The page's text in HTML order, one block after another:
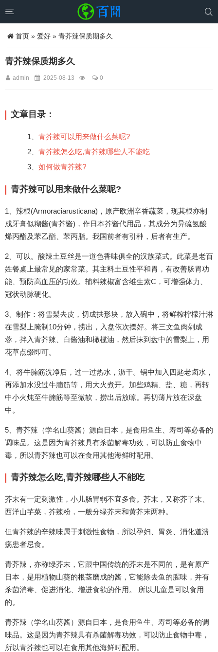
 
首页 » 爱好 » 青芥辣保质期多久
青芥辣保质期多久
admin 2025-08-13 0
文章目录：
1、 青芥辣可以用来做什么菜呢?
2、 青芥辣怎么吃,青芥辣哪些人不能吃
3、 如何做青芥辣?
青芥辣可以用来做什么菜呢?
1、辣根(Armoraciarusticana)，原产欧洲辛香蔬菜，现其根亦制
成牙膏似糊酱(青芥酱)，作日本芥酱代用品，其成分为异硫氢酸
烯丙酯及苯乙酯、苯丙脂。我国前者有引种，后者有生产。
2、可以。酸辣土豆丝是一道色香味俱全的汉族菜式。此菜是老百
姓餐桌上最常见的家常菜。其主料土豆性平和胃，有改善肠胃功
能、预防高血压的功效。辅料辣椒富含维生素C，可增强体力、
冠状动脉硬化。
3、制作：将雪梨去皮，切成拱形块，放入碗中，将鲜榨柠檬汁淋
在雪梨上腌制10分钟，捞出，入盘依次摆好。将三文鱼肉剁成
蓉，拌入青芥辣、白酱油和橄榄油，然后抹到盘中的雪梨上，用
花草点缀即可。
4、将牛腩筋洗净后，过一过热水，沥干。锅中加入四匙老卤水，
再添加水没过牛腩筋等，用大火煮开。加些鸡精、盐、糖，再转
中小火炖至牛腩筋等至微软，捞出后放晾。再切薄片放在深盘
中。
5、青芥辣（学名山葵酱）源自日本，是食用鱼生、寿司等必备的
调味品。这是因为青芥辣具有杀菌解毒功效，可以防止食物中
毒，所以青芥辣也可以在食用其他海鲜时配用。
青芥辣怎么吃,青芥辣哪些人不能吃
芥末有一定刺激性，小儿肠胃弱不宜多食。芥末，又称芥子末、
西洋山芋菜，芥辣粉，一般分绿芥末和黄芥末两种。
但青芥辣的辛辣味属于刺激性食物，所以孕妇、胃炎、消化道溃
疡患者忌食。
青芥辣，亦称绿芥末，它跟中国传统的芥末是不同的，是有原产
日本，是用植物山葵的根茎磨成的酱，它能除去鱼的腥味，并有
杀菌消毒、促进消化、增进食欲的作用。 所以儿童是可以食用
的。
青芥辣（学名山葵酱）源自日本，是食用鱼生、寿司等必备的调
味品。这是因为青芥辣具有杀菌解毒功效，可以防止食物中毒，
所以青芥辣也可以在食用其他海鲜时配用。